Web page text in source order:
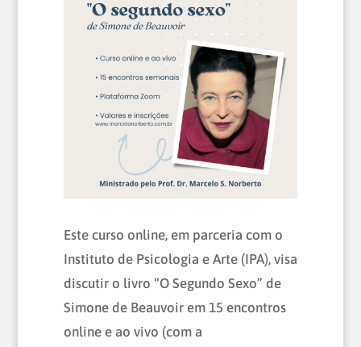
Este curso online, em parceria com o
Instituto de Psicologia e Arte (IPA), visa
discutir o livro “O Segundo Sexo” de
Simone de Beauvoir em 15 encontros
online e ao vivo (com a